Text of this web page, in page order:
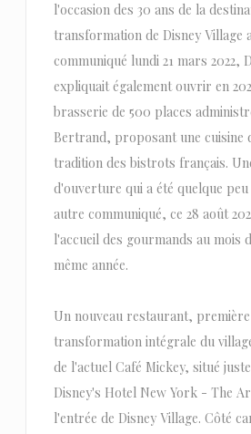
l'occasion des 30 ans de la
transformation de Disney Village
communiqué lundi 21 mars 2022,
expliquait également ouvrir en
brasserie de 500 places
Bertrand, proposant une cuisine
tradition des bistrots français.
d'ouverture qui a été quelque
autre communiqué, ce 28 août
l'accueil des gourmands au mois
même année.
Un nouveau restaurant,
transformation intégrale du
de l'actuel Café Mickey, situé
Disney's Hotel New York - The
l'entrée de Disney Village. Côté